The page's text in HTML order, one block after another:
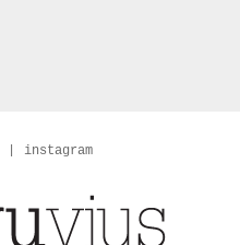
instagram